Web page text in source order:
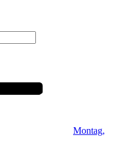
Montag,